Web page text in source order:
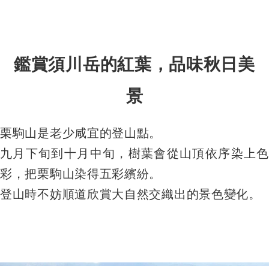
鑑賞須川岳的紅葉，品味秋日美
景
栗駒山是老少咸宜的登山點。
九月下旬到十月中旬，樹葉會從山頂依序染上色
彩，把栗駒山染得五彩繽紛。
登山時不妨順道欣賞大自然交織出的景色變化。